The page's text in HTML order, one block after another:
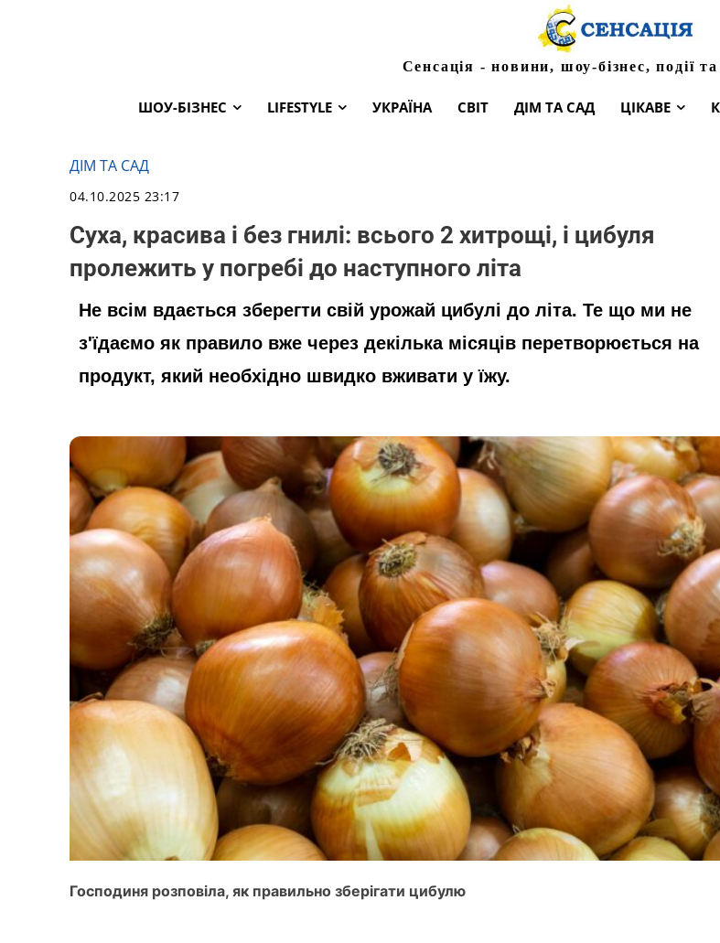
Сенсація - новини, шоу-бізнес, події
ШОУ-БІЗНЕС LIFESTYLE УКРАЇНА СВІТ ДІМ ТА САД ЦІКАВЕ
ДІМ ТА САД
04.10.2025 23:17
Суха, красива і без гнилі: всього 2 хитрощі, і цибуля
пролежить у погребі до наступного літа
Не всім вдається зберегти свій урожай цибулі до літа. Те що ми не
з'їдаємо як правило вже через декілька місяців перетворюється на
продукт, який необхідно швидко вживати у їжу.
Господиня розповіла, як правильно зберігати цибулю